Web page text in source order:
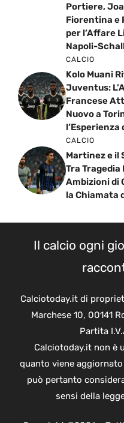
Portiere,
Fiorentina e
per l’Affare
Napoli-
CALCIO
Kolo Muani
Juventus:
Francese
Nuovo a
l’Esperienza
CALCIO
Martinez e il
Tra Tragedia
Ambizioni di
la Chiamata
Il calcio ogni
Calciotoday.it di
Marchese 10, 00141
Partita
Calciotoday.it non è
quanto viene
può pertanto
sensi della